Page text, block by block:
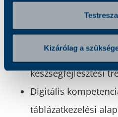
Kizárólag a
stratégiák és
Asszertivitás
Vezetési és
készségfejlesztési
Digitális
táblázatkezelési